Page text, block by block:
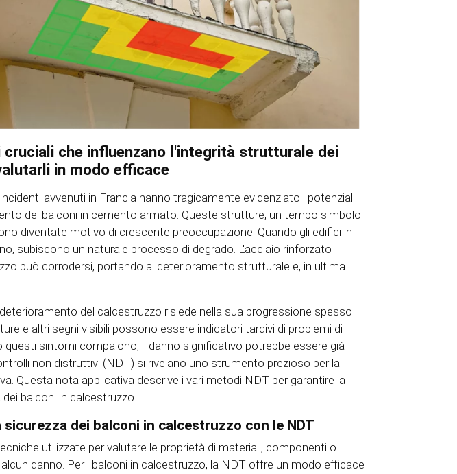
che influenzano l'integrità strutturale dei
in modo efficace
avvenuti in Francia hanno tragicamente evidenziato i potenziali
dei balconi in cemento armato. Queste strutture, un tempo simbolo
diventate motivo di crescente preoccupazione. Quando gli edifici in
subiscono un naturale processo di degrado. L'acciaio rinforzato
può corrodersi, portando al deterioramento strutturale e, in ultima
del calcestruzzo risiede nella sua progressione spesso
e altri segni visibili possono essere indicatori tardivi di problemi di
questi sintomi compaiono, il danno significativo potrebbe essere già
non distruttivi (NDT) si rivelano uno strumento prezioso per la
Questa nota applicativa descrive i vari metodi NDT per garantire la
balconi in calcestruzzo.
sicurezza dei balconi in calcestruzzo con le NDT
utilizzate per valutare le proprietà di materiali, componenti o
danno. Per i balconi in calcestruzzo, la NDT offre un modo efficace